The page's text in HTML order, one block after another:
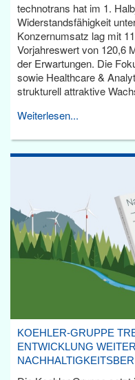
technotrans hat im 1.
Widerstandsfähigkeit
Konzernumsatz lag mit
Vorjahreswert von 120,6
der Erwartungen. Die
sowie Healthcare &
strukturell attraktive
Weiterlesen...
KOEHLER-GRUPPE
ENTWICKLUNG